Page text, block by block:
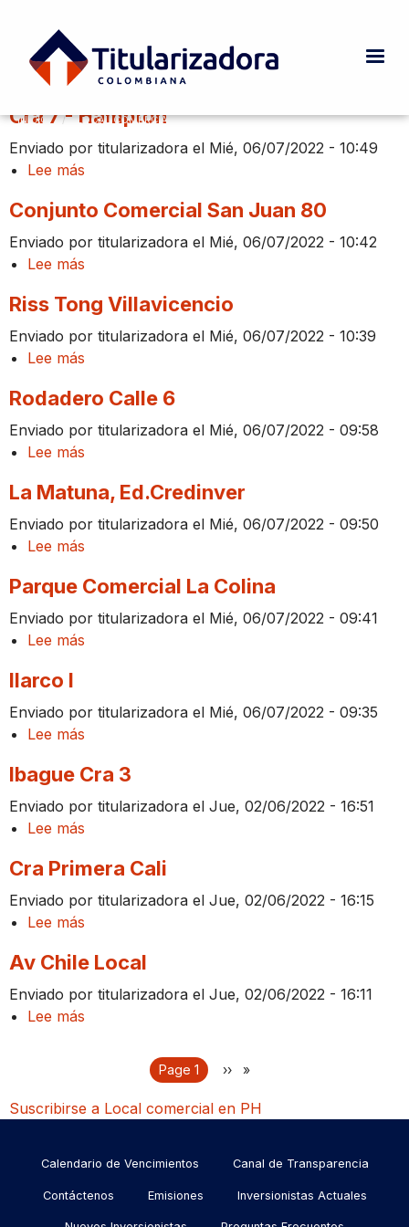
Local comercial en PH
Ruta de navegación
INICIO CURRENT:
LOCAL COMERCIAL EN PH
Cra 7 - Hampton
Enviado por titularizadora el Mié, 06/07/2022 - 10:49
Lee más
7
-
Conjunto Comercial San Juan 80
Enviado por titularizadora el Mié, 06/07/2022 - 10:42
Lee más
Comercial
San
Riss Tong Villavicencio
Enviado por titularizadora el Mié, 06/07/2022 - 10:39
Lee más
Tong
Villavicencio
Rodadero Calle 6
Enviado por titularizadora el Mié, 06/07/2022 - 09:58
Lee más
Calle
6
La Matuna, Ed.Credinver
Enviado por titularizadora el Mié, 06/07/2022 - 09:50
Lee más
Matuna,
Ed.Credinver
Parque Comercial La Colina
Enviado por titularizadora el Mié, 06/07/2022 - 09:41
Lee más
La
Ilarco I
Enviado por titularizadora el Mié, 06/07/2022 - 09:35
Lee más
I
Ibague Cra 3
Enviado por titularizadora el Jue, 02/06/2022 - 16:51
Lee más
Cra
3
Cra Primera Cali
Enviado por titularizadora el Jue, 02/06/2022 - 16:15
Lee más
Primera
Cali
Av Chile Local
Enviado por titularizadora el Jue, 02/06/2022 - 16:11
Lee más
You're on
Page 1
Siguiente
››
Suscribirse a Local comercial en PH
Menu
footer
Calendario de Vencimientos Canal de Transparencia
Contáctenos Emisiones Inversionistas Actuales